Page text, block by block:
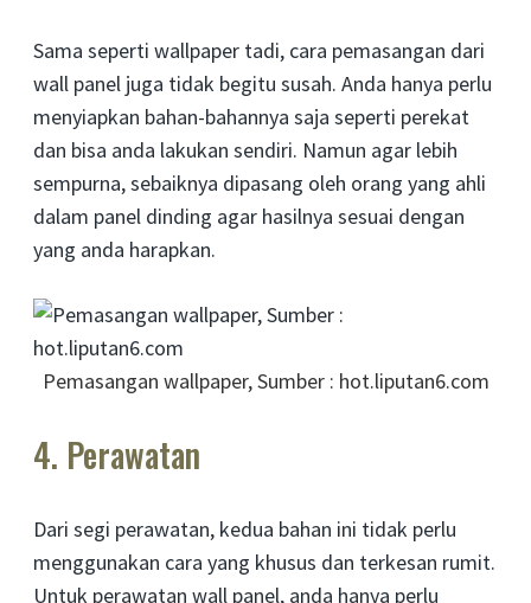
Sama seperti wallpaper tadi, cara pemasangan dari
wall panel juga tidak begitu susah. Anda hanya perlu
menyiapkan bahan-bahannya saja seperti perekat
dan bisa anda lakukan sendiri. Namun agar lebih
sempurna, sebaiknya dipasang oleh orang yang ahli
dalam panel dinding agar hasilnya sesuai dengan
yang anda harapkan.
Pemasangan wallpaper, Sumber : hot.liputan6.com
4. Perawatan
Dari segi perawatan, kedua bahan ini tidak perlu
menggunakan cara yang khusus dan terkesan rumit.
Untuk perawatan wall panel, anda hanya perlu